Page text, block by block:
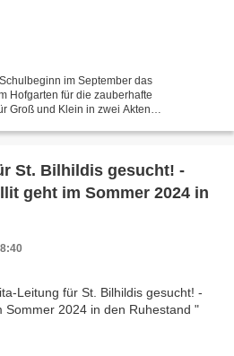
im September das
Hofgarten für die zauberhafte
Groß und Klein in zwei Akten
St. Bilhildis gesucht! -
geht im Sommer 2024 in